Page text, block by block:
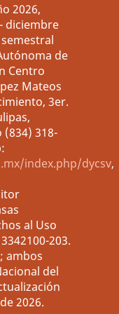
2026,
diciembre
de
Centro
Mateos
3er.
(834) 318-
index.php/dycsv,
al Uso
203.
ambos
del
2026.